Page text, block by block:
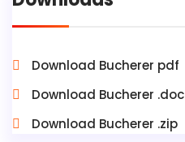
Download Bucherer pdf
Download Bucherer .doc
Download Bucherer .zip